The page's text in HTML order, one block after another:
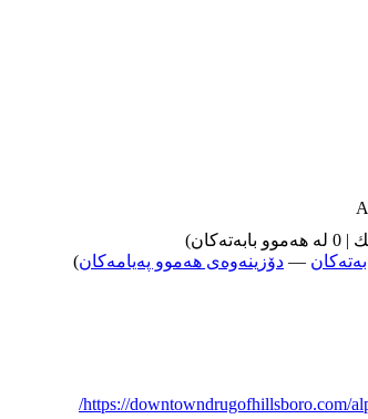
— دۆزینه‌وه‌ی هه‌موو په‌یامه‌کان)
https://downtowndrugofhillsboro.com/